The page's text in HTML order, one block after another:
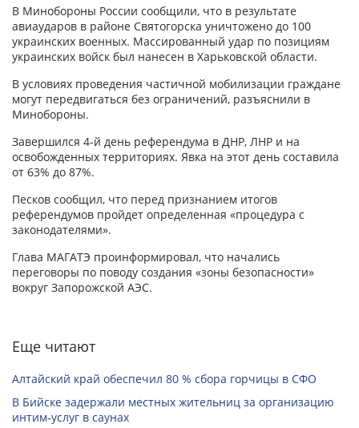
В Минобороны России сообщили, что в результате
авиаударов в районе Святогорска уничтожено до 100
украинских военных. Массированный удар по позициям
украинских войск был нанесен в Харьковской области.
В условиях проведения частичной мобилизации граждане
могут передвигаться без ограничений, разъяснили в
Минобороны.
Завершился 4-й день референдума в ДНР, ЛНР и на
освобожденных территориях. Явка на этот день составила
от 63% до 87%.
Песков сообщил, что перед признанием итогов
референдумов пройдет определенная «процедура с
законодателями».
Глава МАГАТЭ проинформировал, что начались
переговоры по поводу создания «зоны безопасности»
вокруг Запорожской АЭС.
Еще читают
Алтайский край обеспечил 80 % сбора горчицы в СФО
В Бийске задержали местных жительниц за организацию
интим-услуг в саунах